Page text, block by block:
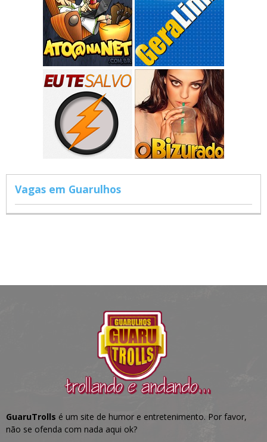
Vagas em Guarulhos
GuaruTrolls é um site de humor e entretenimento. Por favor,
não se ofenda com nada aqui ok?